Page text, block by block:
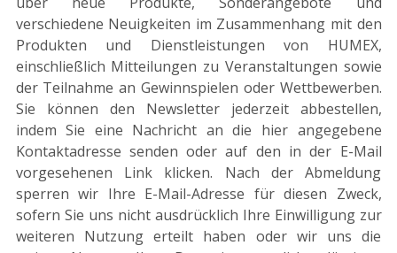
verschiedene Neuigkeiten im Zusammenhang mit den
Produkten und Dienstleistungen von HUMEX,
einschließlich Mitteilungen zu Veranstaltungen sowie
der Teilnahme an Gewinnspielen oder Wettbewerben.
Sie können den Newsletter jederzeit abbestellen,
indem Sie eine Nachricht an die hier angegebene
Kontaktadresse senden oder auf den in der E-Mail
vorgesehenen Link klicken. Nach der Abmeldung
sperren wir Ihre E-Mail-Adresse für diesen Zweck,
sofern Sie uns nicht ausdrücklich Ihre Einwilligung zur
weiteren Nutzung erteilt haben oder wir uns die